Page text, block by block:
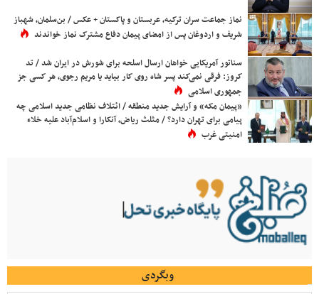
نماز جماعت سران ترکیه، عربستان و پاکستان + عکس / بن‌سلمان، شهباز
شریف و اردوغان پس از امضای پیمان دفاع مشترک نماز خواندند
سناتور آمریکایی خواهان ارسال اسلحه برای شورش در ایران شد / تد
کروز: فرقی نمی‌کند پسر شاه روی کار بیاید یا مریم رجوی، هر کسی جز
جمهوری اسلامی
«پیمان مکه» و آرایش جدید منطقه / ائتلاف نظامی جدید اسلامی چه
پیامی برای تهران دارد؟ / مثلث ریاض، آنکارا و اسلام‌آباد علیه خلاء
امنیتی غرب
وبگردی